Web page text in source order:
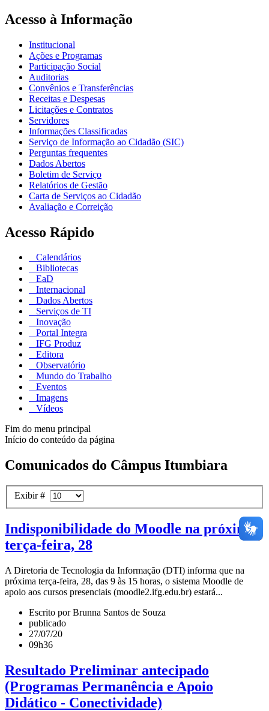
Acesso à Informação
Institucional
Ações e Programas
Participação Social
Auditorias
Convênios e Transferências
Receitas e Despesas
Licitações e Contratos
Servidores
Informações Classificadas
Serviço de Informação ao Cidadão (SIC)
Perguntas frequentes
Dados Abertos
Boletim de Serviço
Relatórios de Gestão
Carta de Serviços ao Cidadão
Avaliação e Correição
Acesso Rápido
Calendários
Bibliotecas
EaD
Internacional
Dados Abertos
Serviços de TI
Inovação
Portal Integra
IFG Produz
Editora
Observatório
Mundo do Trabalho
Eventos
Imagens
Vídeos
Fim do menu principal
Início do conteúdo da página
Comunicados do Câmpus Itumbiara
Exibir #
Indisponibilidade do Moodle na próxima
terça-feira, 28
A Diretoria de Tecnologia da Informação (DTI) informa que na
próxima terça-feira, 28, das 9 às 15 horas, o sistema Moodle de
apoio aos cursos presenciais (moodle2.ifg.edu.br) estará...
Escrito por Brunna Santos de Souza
publicado
27/07/20
09h36
Resultado Preliminar antecipado
(Programas Permanência e Apoio
Didático - Conectividade)